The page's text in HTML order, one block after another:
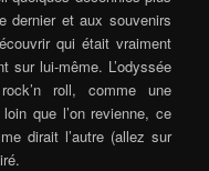
dernier et aux souvenirs
qui était vraiment
sur lui-même. L’odyssée
roll, comme une
que l’on revienne, ce
dirait l’autre (allez sur